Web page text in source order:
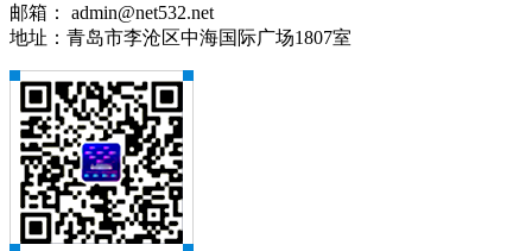
邮箱： admin@net532.net
地址：青岛市李沧区中海国际广场1807室